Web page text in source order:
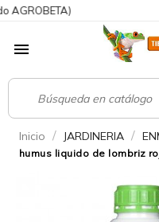

Inicio JARDINERIA
humus liquido de lombriz